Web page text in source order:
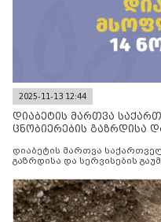
2025-11-13 12:44
დიაბეტის მართვა
ცნობიერების გაზრდისა
დიაბეტის მართვა
გაზრდისა და სერვისების